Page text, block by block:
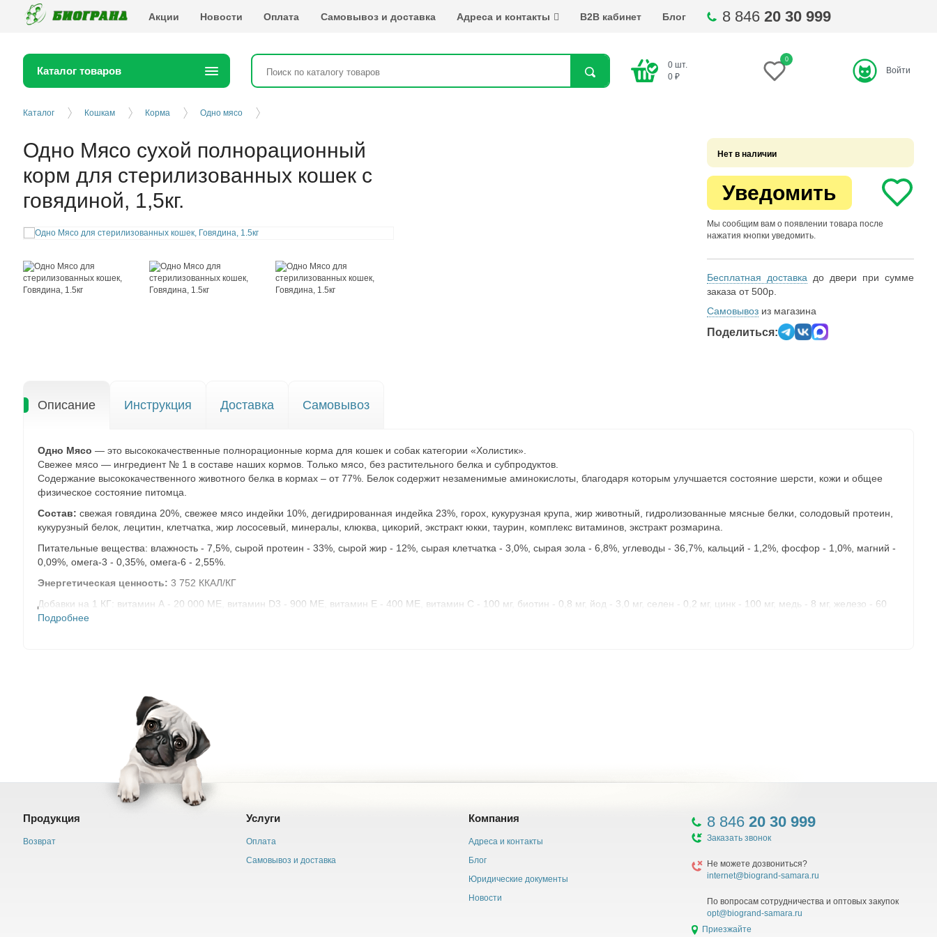
Акции Новости Оплата Самовывоз и доставка Адреса и контакты B2B кабинет Блог 8 846 20 30 999
Каталог товаров Найти
0 шт.
0 ₽
0
Войти
Каталог Кошкам Корма Одно мясо
Одно Мясо сухой полнорационный
корм для стерилизованных кошек с
говядиной, 1,5кг.
Нет в наличии
Уведомить
Мы сообщим вам о появлении товара после
нажатия кнопки уведомить.
Бесплатная доставка до двери при сумме
заказа от 500р.
Самовывоз из магазина
Поделиться:
Описание Инструкция Доставка Самовывоз
Одно Мясо — это высококачественные полнорационные корма для кошек и собак категории «Холистик».
Свежее мясо — ингредиент № 1 в составе наших кормов. Только мясо, без растительного белка и субпродуктов.
Содержание высококачественного животного белка в кормах – от 77%. Белок содержит незаменимые аминокислоты, благодаря которым улучшается состояние шерсти, кожи и общее
физическое состояние питомца.
Состав: свежая говядина 20%, свежее мясо индейки 10%, дегидрированная индейка 23%, горох, кукурузная крупа, жир животный, гидролизованные мясные белки, солодовый протеин,
кукурузный белок, лецитин, клетчатка, жир лососевый, минералы, клюква, цикорий, экстракт юкки, таурин, комплекс витаминов, экстракт розмарина.
Питательные вещества: влажность - 7,5%, сырой протеин - 33%, сырой жир - 12%, сырая клетчатка - 3,0%, сырая зола - 6,8%, углеводы - 36,7%, кальций - 1,2%, фосфор - 1,0%, магний -
0,09%, омега-3 - 0,35%, омега-6 - 2,55%.
Энергетическая ценность: 3 752 ККАЛ/КГ
Добавки на 1 КГ: витамин А - 20 000 МЕ, витамин D3 - 900 МЕ, витамин Е - 400 МЕ, витамин С - 100 мг, биотин - 0,8 мг, йод - 3,0 мг, селен - 0,2 мг, цинк - 100 мг, медь - 8 мг, железо - 60
мг, таурин - 2 200 мг.
Подробнее
Продукция
Возврат
Услуги
Оплата
Самовывоз и доставка
Компания
Адреса и контакты
Блог
Юридические документы
Новости
8 846 20 30 999
Заказать звонок
Не можете дозвониться?
internet@biogrand-samara.ru
По вопросам сотрудничества и оптовых закупок
opt@biogrand-samara.ru
Приезжайте